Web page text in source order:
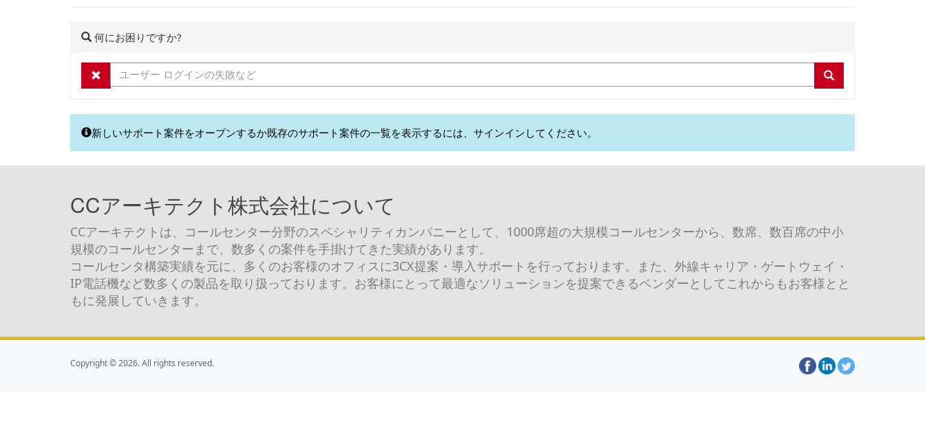
何にお困りですか?
新しいサポート案件をオープンするか既存のサポート案件の一覧を表示するには、サインインしてください。
CCアーキテクト株式会社について
CCアーキテクトは、コールセンター分野のスペシャリティカンパニーとして、1000席超の大規模コールセンターから、数席、数百席の中小
規模のコールセンターまで、数多くの案件を手掛けてきた実績があります。
コールセンタ構築実績を元に、多くのお客様のオフィスに3CX提案・導入サポートを行っております。また、外線キャリア・ゲートウェイ・
IP電話機など数多くの製品を取り扱っております。お客様にとって最適なソリューションを提案できるベンダーとしてこれからもお客様とと
もに発展していきます。
Copyright ©2026. All rights reserved.